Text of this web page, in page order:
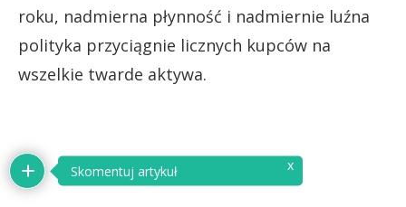
roku, nadmierna płynność i nadmiernie luźna
polityka przyciągnie licznych kupców na
wszelkie twarde aktywa.
Skomentuj artykuł x